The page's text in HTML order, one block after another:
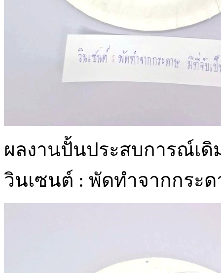
ผลงานปั้นประสบการณ์เดิ
วินเซนต์ : พัดทำจากกระ